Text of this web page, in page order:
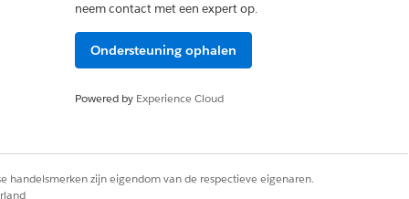
klantcontracten,
zoals groothandelaars,
verkooporganisaties en
waardoor wijzigingen aan het
neem contact met een expert op.
Ondersteuning ophalen
Powered by Experience Cloud
handelsmerken zijn eigendom van de respectieve eigenaren.